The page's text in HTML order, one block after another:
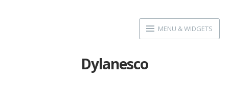
MENU & WIDGETS
Dylanesco